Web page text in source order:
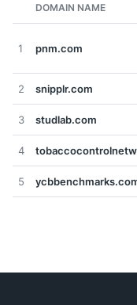
DOMAIN NAME
1 pnm.com
2 snipplr.com
3 studlab.com
4
5